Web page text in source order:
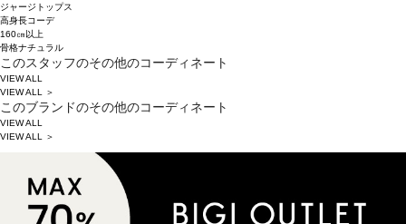
ジャージトップス
高身長コーデ
160㎝以上
骨格ナチュラル
このスタッフのその他のコーディネート
VIEW ALL
VIEW ALL ＞
このブランドのその他のコーディネート
VIEW ALL
VIEW ALL ＞